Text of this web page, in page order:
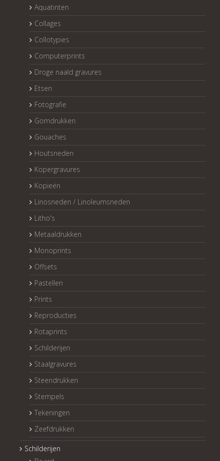
Aquatinten
Collages
Collotypies
Computerprints
Droge naald gravures
Etsen
Fotografie
Gomdrukken
Gouaches
Houtsneden
Kopergravures
Kopieën
Linosneden / Linoleumsneden
Litho's
Metaaldrukken
Monoprints
Offsets
Pastellen
Prints
Reproducties
Rotaprints
Schilderijen
Staalgravures
Steendrukken
Stempels
Tekeningen
Zeefdrukken
Schilderijen